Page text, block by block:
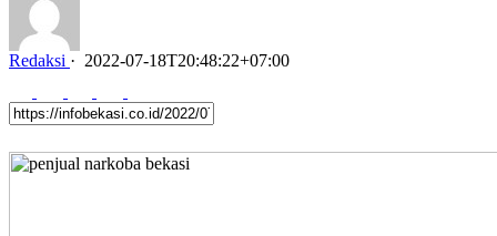
Redaksi · 2022-07-18T20:48:22+07:00